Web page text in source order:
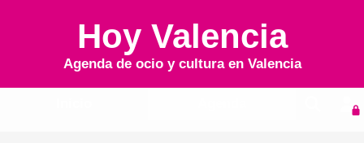
Hoy Valencia
Agenda de ocio y cultura en Valencia